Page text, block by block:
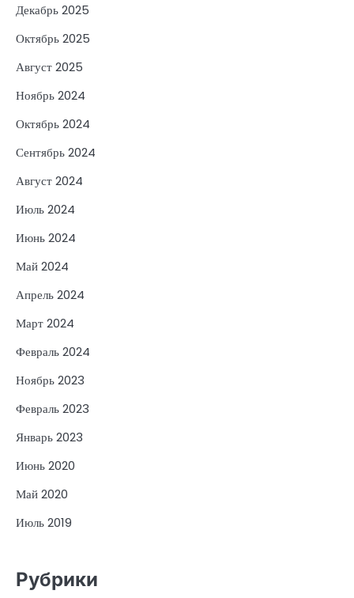
Декабрь 2025
Октябрь 2025
Август 2025
Ноябрь 2024
Октябрь 2024
Сентябрь 2024
Август 2024
Июль 2024
Июнь 2024
Май 2024
Апрель 2024
Март 2024
Февраль 2024
Ноябрь 2023
Февраль 2023
Январь 2023
Июнь 2020
Май 2020
Июль 2019
Рубрики